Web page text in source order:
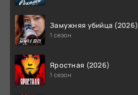
Замужняя убийца (2026)
1 сезон
Яростная (2026)
1 сезон